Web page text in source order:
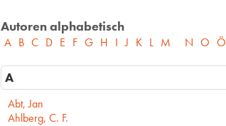
Autoren alphabetisch
A B C D E F G H I J K L M N O Ö
A
Abt, Jan
Ahlberg, C. F.